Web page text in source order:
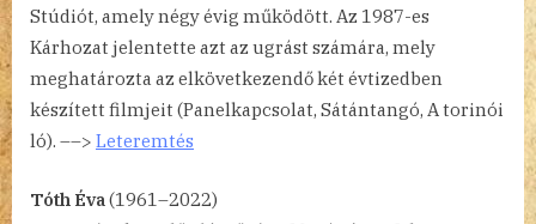
Stúdiót, amely négy évig működött. Az 1987-es
Kárhozat jelentette azt az ugrást számára, mely
meghatározta az elkövetkezendő két évtizedben
készített filmjeit (Panelkapcsolat, Sátántangó, A torinói
ló). ––> Leteremtés
Tóth Éva(1961–2022)